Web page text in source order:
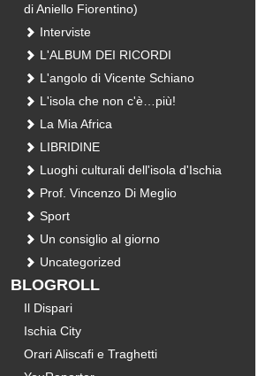
di Aniello Fiorentino)
Interviste
L'ALBUM DEI RICORDI
L'angolo di Vicente Schiano
L'isola che non c'è…più!
La Mia Africa
LIBRIDINE
Luoghi culturali dell'isola d'Ischia
Prof. Vincenzo Di Meglio
Sport
Un consiglio al giorno
Uncategorized
BLOGROLL
Il Dispari
Ischia City
Orari Aliscafi e Traghetti